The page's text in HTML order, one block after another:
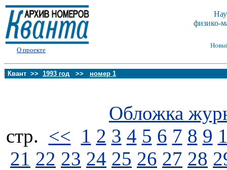
О проекте
физико-
Квант >> 1993 год >> номер 1
Обложка
стp. << 1 2 3 4 5 6 7 8 9
21 22 23 24 25 26 27 28